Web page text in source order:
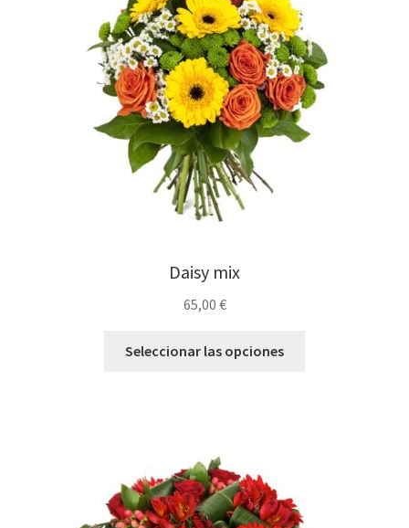
Daisy mix
65,00 €
Seleccionar las opciones